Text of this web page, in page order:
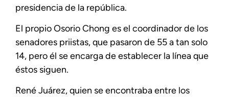
presidencia de la república.
El propio Osorio Chong es el coordinador de los
senadores priistas, que pasaron de 55 a tan solo
14, pero él se encarga de establecer la línea que
éstos siguen.
René Juárez, quien se encontraba entre los